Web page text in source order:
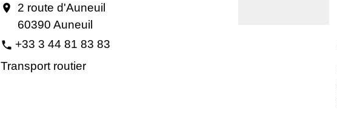
location_on
2 route d'Auneuil
60390 Auneuil
phone +33 3 44 81 83 83
Transport routier